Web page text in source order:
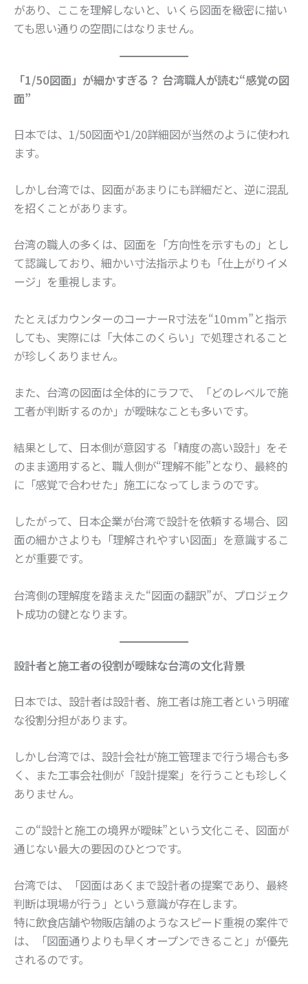
があり、ここを理解しないと、いくら図面を緻密に描い
ても思い通りの空間にはなりません。
「1/50図面」が細かすぎる？ 台湾職人が読む“感覚の図
面”
日本では、1/50図面や1/20詳細図が当然のように使われ
ます。
しかし台湾では、図面があまりにも詳細だと、逆に混乱
を招くことがあります。
台湾の職人の多くは、図面を「方向性を示すもの」とし
て認識しており、細かい寸法指示よりも「仕上がりイメ
ージ」を重視します。
たとえばカウンターのコーナーR寸法を“10mm”と指示
しても、実際には「大体このくらい」で処理されること
が珍しくありません。
また、台湾の図面は全体的にラフで、「どのレベルで施
工者が判断するのか」が曖昧なことも多いです。
結果として、日本側が意図する「精度の高い設計」をそ
のまま適用すると、職人側が“理解不能”となり、最終的
に「感覚で合わせた」施工になってしまうのです。
したがって、日本企業が台湾で設計を依頼する場合、図
面の細かさよりも「理解されやすい図面」を意識するこ
とが重要です。
台湾側の理解度を踏まえた“図面の翻訳”が、プロジェク
ト成功の鍵となります。
設計者と施工者の役割が曖昧な台湾の文化背景
日本では、設計者は設計者、施工者は施工者という明確
な役割分担があります。
しかし台湾では、設計会社が施工管理まで行う場合も多
く、また工事会社側が「設計提案」を行うことも珍しく
ありません。
この“設計と施工の境界が曖昧”という文化こそ、図面が
通じない最大の要因のひとつです。
台湾では、「図面はあくまで設計者の提案であり、最終
判断は現場が行う」という意識が存在します。
特に飲食店舗や物販店舗のようなスピード重視の案件で
は、「図面通りよりも早くオープンできること」が優先
されるのです。